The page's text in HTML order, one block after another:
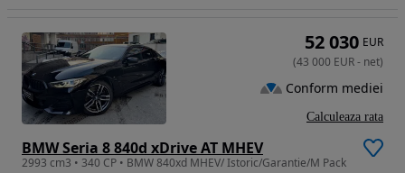
BMW Seria 8 840d xDrive AT MHEV
2993 cm3 • 340 CP • BMW 840xd MHEV/ Istoric/Garantie/M Pack
52 030 EUR
(43 000 EUR- net)
Conform mediei
Calculeaza rata